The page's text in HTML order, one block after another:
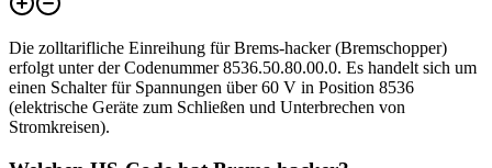
Die zolltarifliche Einreihung für Brems-hacker (Bremschopper)
erfolgt unter der Codenummer 8536.50.80.00.0. Es handelt sich um
einen Schalter für Spannungen über 60 V in Position 8536
(elektrische Geräte zum Schließen und Unterbrechen von
Stromkreisen).